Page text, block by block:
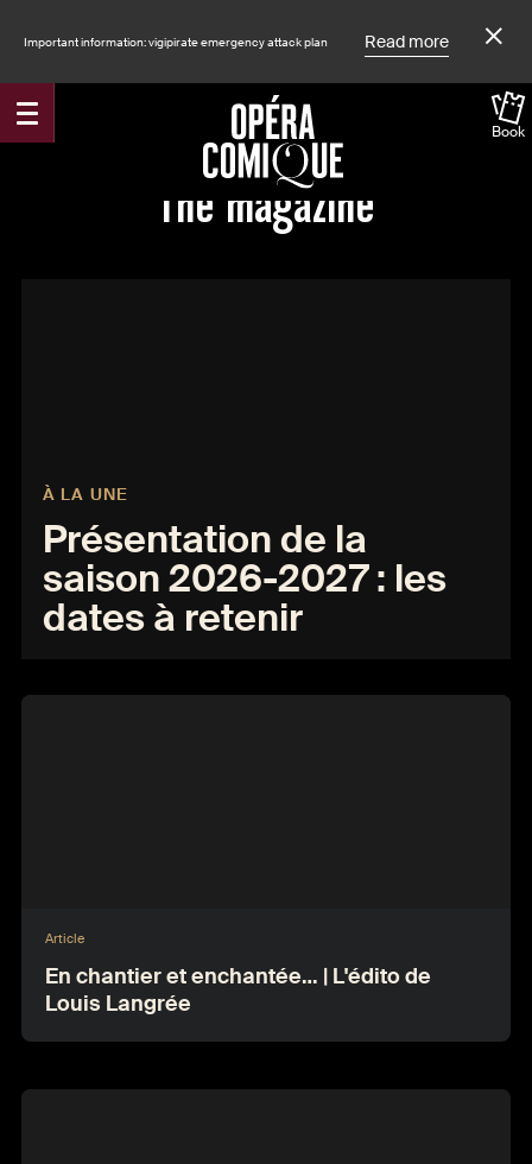
Important information: vigipirate emergency attack plan Read more
Book
The magazine
À LA UNE
Présentation de la
saison 2026-2027 : les
dates à retenir
Article
En chantier et enchantée… | L'édito de
Louis Langrée